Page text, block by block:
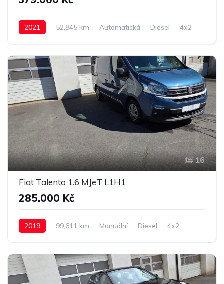
2021 52,845 km Automatická Diesel 4x2
16
Fiat Talento 1.6 MJeT L1H1
285.000 Kč
2019 99,611 km Manuální Diesel 4x2